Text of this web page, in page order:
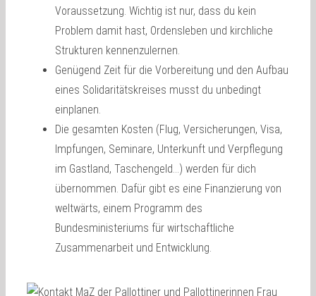
Voraussetzung. Wichtig ist nur, dass du kein
Problem damit hast, Ordensleben und kirchliche
Strukturen kennenzulernen.
Genügend Zeit für die Vorbereitung und den Aufbau
eines Solidaritätskreises musst du unbedingt
einplanen.
Die gesamten Kosten (Flug, Versicherungen, Visa,
Impfungen, Seminare, Unterkunft und Verpflegung
im Gastland, Taschengeld…) werden für dich
übernommen. Dafür gibt es eine Finanzierung von
weltwärts, einem Programm des
Bundesministeriums für wirtschaftliche
Zusammenarbeit und Entwicklung.